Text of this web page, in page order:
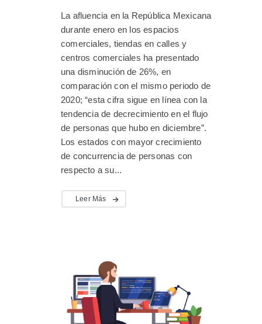
La afluencia en la República Mexicana
durante enero en los espacios
comerciales, tiendas en calles y
centros comerciales ha presentado
una disminución de 26%, en
comparación con el mismo periodo de
2020; “esta cifra sigue en línea con la
tendencia de decrecimiento en el flujo
de personas que hubo en diciembre”.
Los estados con mayor crecimiento
de concurrencia de personas con
respecto a su...
Leer Más